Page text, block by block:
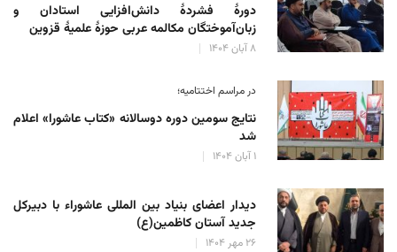
دورهٔ فشردهٔ دانش‌افزایی استادان و
زبان‌آموختگان مکالمه عربی حوزهٔ علمیهٔ قزوین
۸ آبان ۱۴۰۴
در مراسم اختتامیه؛
نتایج سومین دوره‌ دوسالانه‌ «کتاب عاشورا» اعلام
شد
۱ آبان ۱۴۰۴
دیدار اعضای بنیاد بین المللی عاشوراء با دبیرکل
جدید آستان کاظمین(ع)
۲۶ مهر ۱۴۰۴